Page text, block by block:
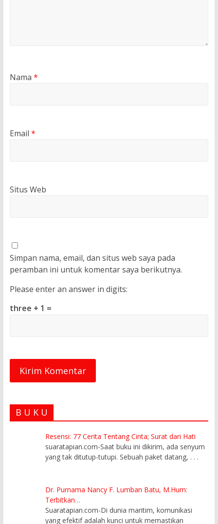
Nama *
Email *
Situs Web
Simpan nama, email, dan situs web saya pada
peramban ini untuk komentar saya berikutnya.
Please enter an answer in digits:
three + 1 =
B U K U
Resensi: 77 Cerita Tentang Cinta; Surat dari Hati
suaratapian.com-Saat buku ini dikirim, ada senyum
yang tak ditutup-tutupi. Sebuah paket datang, . . .
Dr. Purnama Nancy F. Lumban Batu, M.Hum:
Terbitkan…
Suaratapian.com-Di dunia maritim, komunikasi
yang efektif adalah kunci untuk memastikan